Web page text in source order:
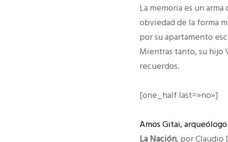
La memoria es un
obviedad de la forma
por su apartamento
Mientras tanto, su hijo
recuerdos.
[one_half last=»no»]
Amos Gitai,
La Nación, por